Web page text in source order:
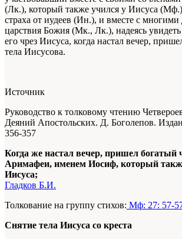
(Лк.), который также учился у Иисуса
страха от иудеев (Ин.), и вместе с
царствия Божия (Мк., Лк.), надеясь
его чрез Иисуса, когда настал вечер,
тела Иисусова.
Источник
Руководство к толковому чтению
Деяний Апостольских. Д. Боголепов.
356-357
Когда же настал вечер, пришел богатый
Аримафеи, именем Иосиф, который
Иисуса;
Гладков Б.И.
Толкование на группу стихов: Мф: 27: 57-
Снятие тела Иисуса со креста